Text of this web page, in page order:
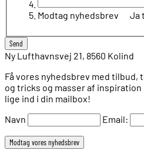
Modtag nyhedsbrev Ja
Ny Lufthavnsvej 21, 8560 Kolind
Få vores nyhedsbrev med tilbud,
og tricks og masser af inspiration
lige ind i din mailbox!
Navn
Email: